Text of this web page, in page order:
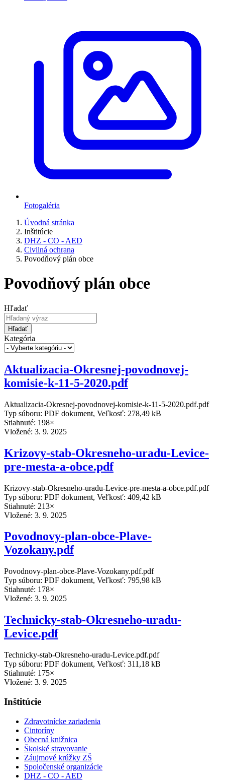
Fotogaléria
Úvodná stránka
Inštitúcie
DHZ - CO - AED
Civilná ochrana
Povodňový plán obce
Povodňový plán obce
Hľadať
Hľadať
Kategória
Aktualizacia-Okresnej-povodnovej-
komisie-k-11-5-2020.pdf
Aktualizacia-Okresnej-povodnovej-komisie-k-11-5-2020.pdf.pdf
Typ súboru: PDF dokument, Veľkosť: 278,49 kB
Stiahnuté: 198×
Vložené: 3. 9. 2025
Krizovy-stab-Okresneho-uradu-Levice-
pre-mesta-a-obce.pdf
Krizovy-stab-Okresneho-uradu-Levice-pre-mesta-a-obce.pdf.pdf
Typ súboru: PDF dokument, Veľkosť: 409,42 kB
Stiahnuté: 213×
Vložené: 3. 9. 2025
Povodnovy-plan-obce-Plave-
Vozokany.pdf
Povodnovy-plan-obce-Plave-Vozokany.pdf.pdf
Typ súboru: PDF dokument, Veľkosť: 795,98 kB
Stiahnuté: 178×
Vložené: 3. 9. 2025
Technicky-stab-Okresneho-uradu-
Levice.pdf
Technicky-stab-Okresneho-uradu-Levice.pdf.pdf
Typ súboru: PDF dokument, Veľkosť: 311,18 kB
Stiahnuté: 175×
Vložené: 3. 9. 2025
Inštitúcie
Zdravotnícke zariadenia
Cintoríny
Obecná knižnica
Školské stravovanie
Záujmové krúžky ZŠ
Spoločenské organizácie
DHZ - CO - AED